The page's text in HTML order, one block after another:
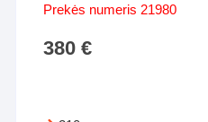
Prekės numeris 21980
380€